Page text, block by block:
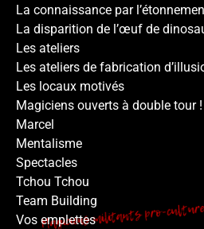
La connaissance par
La disparition de l’œuf de
Les ateliers
Les ateliers de fabrication
Les locaux motivés
Magiciens ouverts à double tour !
Marcel
Mentalisme
Spectacles
Tchou Tchou
Team Building
Vos emplettes